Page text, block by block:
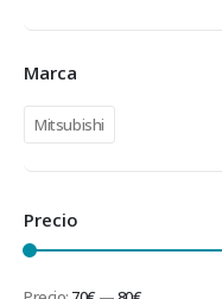
Marca
Mitsubishi
Precio